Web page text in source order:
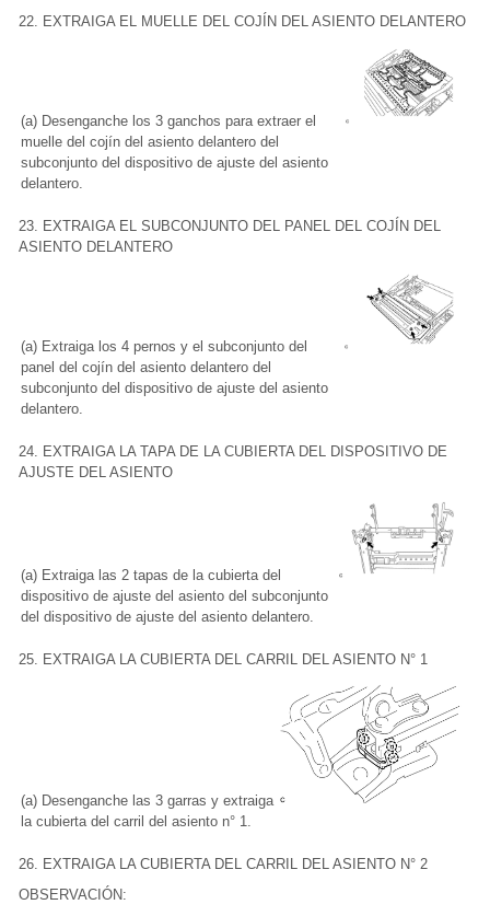
22. EXTRAIGA EL MUELLE DEL COJÍN DEL ASIENTO DELANTERO
(a) Desenganche los 3 ganchos para extraer el
muelle del cojín del asiento delantero del
subconjunto del dispositivo de ajuste del asiento
delantero.
23. EXTRAIGA EL SUBCONJUNTO DEL PANEL DEL COJÍN DEL
ASIENTO DELANTERO
(a) Extraiga los 4 pernos y el subconjunto del
panel del cojín del asiento delantero del
subconjunto del dispositivo de ajuste del asiento
delantero.
24. EXTRAIGA LA TAPA DE LA CUBIERTA DEL DISPOSITIVO DE
AJUSTE DEL ASIENTO
(a) Extraiga las 2 tapas de la cubierta del
dispositivo de ajuste del asiento del subconjunto
del dispositivo de ajuste del asiento delantero.
25. EXTRAIGA LA CUBIERTA DEL CARRIL DEL ASIENTO N° 1
(a) Desenganche las 3 garras y extraiga
la cubierta del carril del asiento n° 1.
26. EXTRAIGA LA CUBIERTA DEL CARRIL DEL ASIENTO N° 2
OBSERVACIÓN: